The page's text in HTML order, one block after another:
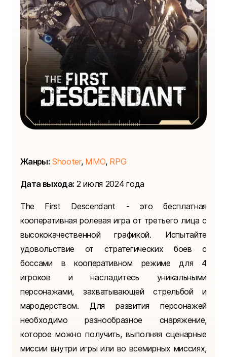
Жанры: Shooter, MMO, RPG
Дата выхода: 2 июля 2024 года
The First Descendant - это бесплатная
кооперативная ролевая игра от третьего лица с
высококачественной графикой. Испытайте
удовольствие от стратегических боев с
боссами в кооперативном режиме для 4
игроков и насладитесь уникальными
персонажами, захватывающей стрельбой и
мародерством. Для развития персонажей
необходимо разнообразное снаряжение,
которое можно получить, выполняя сценарные
миссии внутри игры или во всемирных миссиях,